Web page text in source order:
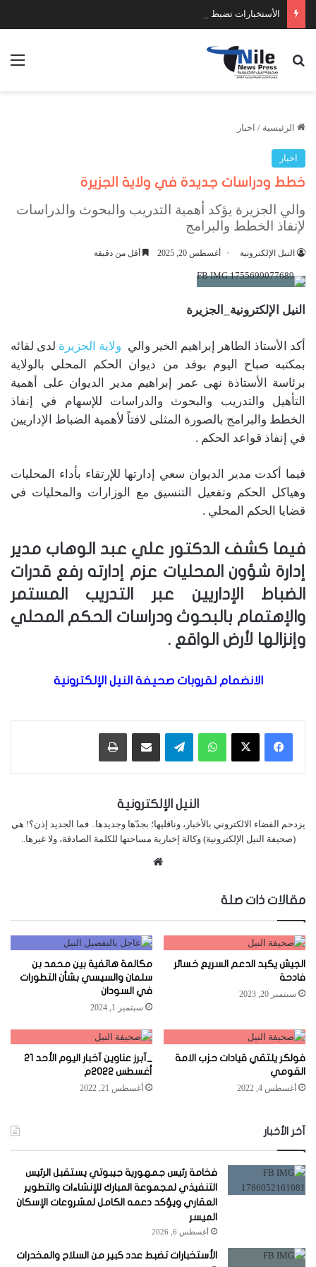
الأستخبارات تضبط عدد كبير من السلاح والمخدرات
بحث عن
الرئيسية / اخبار
اخبار
خطط ودراسات جديدة في ولاية الجزيرة
والي الجزيرة يؤكد أهمية التدريب والبحوث والدراسات
لإنفاذ الخطط والبرامج
النيل الإلكترونية أغسطس 20, 2025 أقل من دقيقة
النيل الإلكترونية_الجزيرة
أكد الأستاذ الطاهر إبراهيم الخير والي ولاية الجزيرة لدى لقائه
بمكتبه صباح اليوم بوفد من ديوان الحكم المحلي بالولاية
برئاسة الأستاذة نهى عمر إبراهيم مدير الديوان على أهمية
التأهيل والتدريب والبحوث والدراسات للإسهام في إنفاذ
الخطط والبرامج بالصورة المثلى لافتاً لأهمية الضباط الإداريين
في إنفاذ قواعد الحكم .
فيما أكدت مدير الديوان سعي إدارتها للإرتقاء بأداء المحليات
وهياكل الحكم وتفعيل التنسيق مع الوزارات والمحليات في
قضايا الحكم المحلي .
فيما كشف الدكتور علي عبد الوهاب مدير
إدارة شؤون المحليات عزم إدارته رفع قدرات
الضباط الإداريين عبر التدريب المستمر
والإهتمام بالبحوث ودراسات الحكم المحلي
وإنزالها لأرض الواقع .
الانضمام لقروبات صحيفة النيل الإلكترونية
واتساب تيلقرام مشاركة عبر البريد طباعة
النيل الإلكترونية
يزدحم الفضاء الالكتروني بالأخبار، وناقليها؛ بجدّها وجديدها.. فما الجديد إذن؟! هي
(صحيفة النيل الإلكترونية) وكالة إخبارية مساحتها للكلمة الصادقة، ولا غيرها..
مقالات ذات صلة
الجيش يكبد الدعم السريع خسائر
فادحة
سبتمبر 20, 2023
مكالمة هاتفية بين محمد بن
سلمان والسيسي بشأن التطورات
في السودان
سبتمبر 1, 2024
فولكر يلتقي قيادات حزب الامة
القومي
أغسطس 4, 2022
_آبرز عناوين آخبار اليوم الأحد 21
أغسطس 2022م
أغسطس 21, 2022
آخر الأخبار
فخامة رئيس جمهورية جيبوتي يستقبل الرئيس
التنفيذي لمجموعة المبارك للإنشاءات والتطوير
العقاري ويؤكد دعمه الكامل لمشروعات الإسكان
الميسر
أغسطس 6, 2026
الأستخبارات تضبط عدد كبير من السلاح والمخدرات